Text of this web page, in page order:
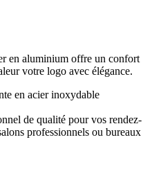
en aluminium offre un confort
votre logo avec élégance.
en acier inoxydable
de qualité pour vos rendez-
professionnels ou bureaux